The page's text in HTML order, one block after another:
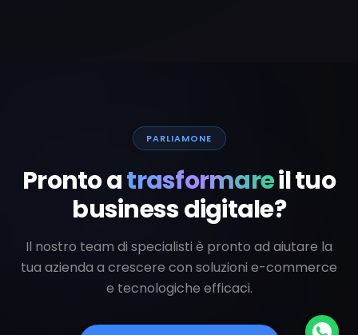
PARLIAMONE
Pronto atrasformareil tuo
business digitale?
Il nostro team di specialisti è pronto ad aiutare la
tua azienda a crescere con soluzioni e-commerce
e tecnologiche efficaci.